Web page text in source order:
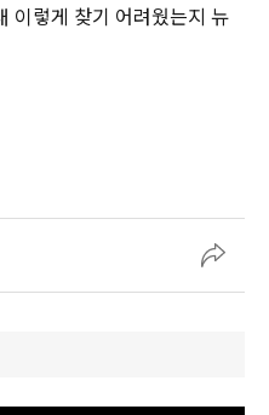
이렇게 찾기 어려웠는지 뉴